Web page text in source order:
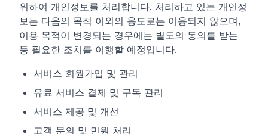
위하여 개인정보를 처리합니다. 처리하고 있는 개인정
보는 다음의 목적 이외의 용도로는 이용되지 않으며,
이용 목적이 변경되는 경우에는 별도의 동의를 받는
등 필요한 조치를 이행할 예정입니다.
서비스 회원가입 및 관리
유료 서비스 결제 및 구독 관리
서비스 제공 및 개선
고객 문의 및 민원 처리